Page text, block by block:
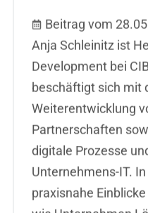
Beitrag vom
Anja Schleinitz ist
Development bei
beschäftigt sich mit
Weiterentwicklung
Partnerschaften
digitale Prozesse
Unternehmens-IT.
praxisnahe